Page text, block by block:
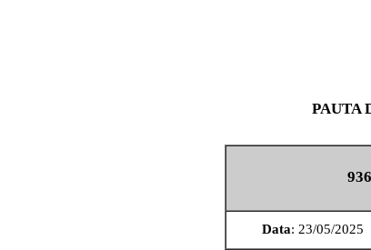
PAUTA
Data: 23/05/2025